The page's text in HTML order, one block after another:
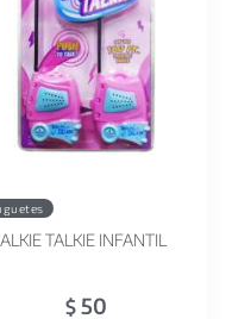
TALKIE INFANTIL
$50